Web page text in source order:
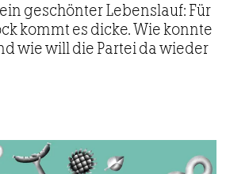
geschönter Lebenslauf: Für
kommt es dicke. Wie konnte
wie will die Partei da wieder